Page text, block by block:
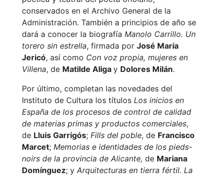
conservados en el Archivo General de la
Administración. También a principios de año se
dará a conocer la biografía Manolo Carrillo. Un
torero sin estrella, firmada por José María
Jericó, así como Con voz propia, mujeres en
Villena, de Matilde Aliga y Dolores Milán.
Por último, completan las novedades del
Instituto de Cultura los títulos Los inicios en
España de los procesos de control de calidad
de materias primas y productos comerciales,
de Lluis Garrigós; Fills del poble, de Francisco
Marcet; Memorias e identidades de los pieds-
noirs de la provincia de Alicante, de Mariana
Domínguez; y Arquitecturas en tierra fértil. La